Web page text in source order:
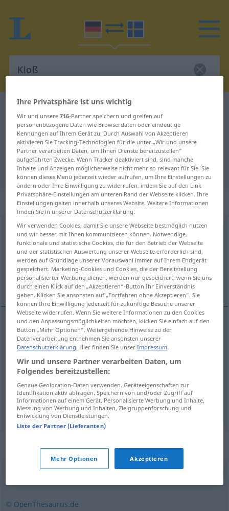
Deutsch-Schwedisch Wörterbuch
Deutsch-Schwedisch Übersetzung
für "Kloß"
"Kloß" Schwedisch Übersetzung
„Kloß“: Maskulinum, männlich
Kloßm
Übersicht aller Übersetzungen
(Für mehr Details die Übersetzung anklicken/antippen)
klump, ≈ kroppkaka, knödel, klimp
klump Kloß
kroppkaka Kloß GASTR
knödel Kloß
klimp Kloß
Synonyme für "Kloß"
© OpenThesaurus.de
Ihre Privatsphäre ist uns wichtig
Wir und unsere716-Partner speichern und greifen auf
personenbezogene Daten wie Browserdaten oder eindeutige
Kennungen auf Ihrem Gerät zu. Durch Auswahl von Akzeptieren
aktivieren Sie Tracking-Technologien für die unter „Wir und unsere
Partner verarbeiten Daten, um Ihnen Dienste bereitzustellen“
aufgeführten Zwecke. Wenn Tracker deaktiviert sind, sind manche
Inhalte und Anzeigen möglicherweise nicht mehr so relevant für Sie. Sie
können dieses Menü jederzeit wieder aufrufen, um Ihre Einstellungen zu
ändern oder Ihre Einwilligung zu widerrufen, indem Sie auf den Link
Privatsphäre-Einstellungen am unteren Rand der Webseite klicken. Ihre
Einstellungen gelten innerhalb unseres Website. Weitere Informationen
finden Sie in unserer Datenschutzerklärung.
Wir verwenden Cookies, damit Sie unsere Webseite bestmöglich nutzen
und wir besser mit Ihnen kommunizieren können. Notwendige,
funktionale und statistische Cookies, die für den Betrieb der Webseite
und der statistischen Auswertung unserer Webseite erforderlich sind,
werden auf Grundlage unserer Vorauswahl immer auf Ihrem Endgerät
gespeichert. Marketing-Cookies und Cookies, die der Bereitstellung
personalisierter Werbung dienen, werden nur gespeichert, wenn Sie uns
durch einen Klick auf den „Akzeptieren“-Button Ihr Einverständnis
geben. Klicken Sie ansonsten auf „Fortfahren ohne Akzeptieren“. Sie
können Ihre Einwilligung jederzeit für zukünftige Besuche unserer
Webseite widerrufen. Wenn Sie weitere Informationen zu den Cookies
und den Anpassungsmöglichkeiten möchten, klicken Sie einfach auf den
Button „Mehr Optionen“. Weitergehende Hinweise zu der
Datenverarbeitung entnehmen Sie ansonsten unserer
Datenschutzerklärung. Hier finden Sie unserImpressum.
Wir und unsere Partner verarbeiten Daten, um
Folgendes bereitzustellen:
Genaue Geolocation-Daten verwenden. Geräteeigenschaften zur
Identifikation aktiv abfragen. Speichern von und/oder Zugriff auf
Informationen auf einem Gerät. Personalisierte Werbung und Inhalte,
Messung von Werbung und Inhalten, Zielgruppenforschung und
Entwicklung von Dienstleistungen.
Liste der Partner (Lieferanten)
Mehr Optionen Akzeptieren